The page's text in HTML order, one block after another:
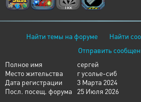
Найти темы на форуме
Найти
Отправить
Полное имя
сергей
Место жительства
г усолье-сиб
Дата регистрации
3 Марта 2024
Посл. посещ. форума
25 Июля 2026